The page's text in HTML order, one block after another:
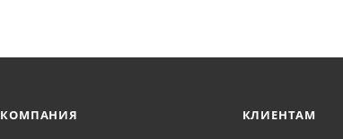
КОМПАНИЯ КЛИЕНТАМ